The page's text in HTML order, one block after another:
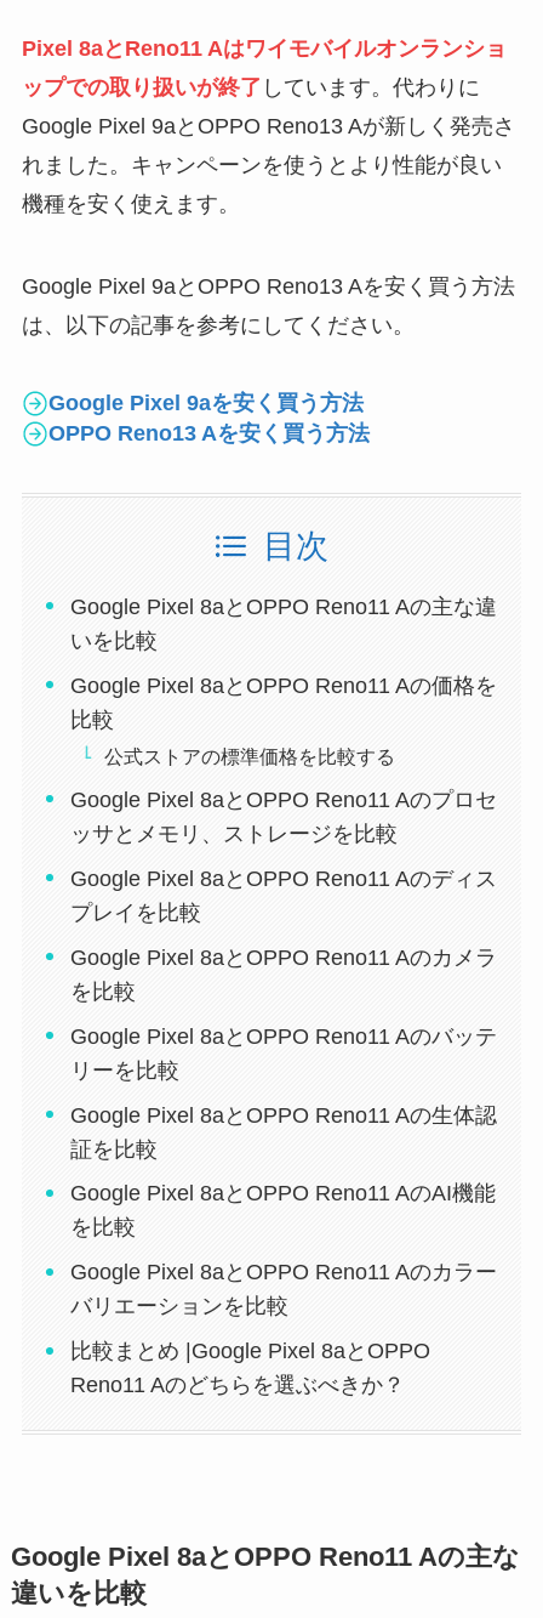
Pixel 8aとReno11 Aはワイモバイルオンランショ
ップでの取り扱いが終了 しています。代わりに
Google Pixel 9aとOPPO Reno13 Aが新しく発売さ
れました。キャンペーンを使うとより性能が良い
機種を安く使えます。
Google Pixel 9aとOPPO Reno13 Aを安く買う方法
は、以下の記事を参考にしてください。
Google Pixel 9aを安く買う方法
OPPO Reno13 Aを安く買う方法
目次
Google Pixel 8aとOPPO Reno11 Aの主な違
いを比較
Google Pixel 8aとOPPO Reno11 Aの価格を
比較
公式ストアの標準価格を比較する
Google Pixel 8aとOPPO Reno11 Aのプロセ
ッサとメモリ、ストレージを比較
Google Pixel 8aとOPPO Reno11 Aのディス
プレイを比較
Google Pixel 8aとOPPO Reno11 Aのカメラ
を比較
Google Pixel 8aとOPPO Reno11 Aのバッテ
リーを比較
Google Pixel 8aとOPPO Reno11 Aの生体認
証を比較
Google Pixel 8aとOPPO Reno11 AのAI機能
を比較
Google Pixel 8aとOPPO Reno11 Aのカラー
バリエーションを比較
比較まとめ |Google Pixel 8aとOPPO
Reno11 Aのどちらを選ぶべきか？
Google Pixel 8aとOPPO Reno11 Aの主な
違いを比較